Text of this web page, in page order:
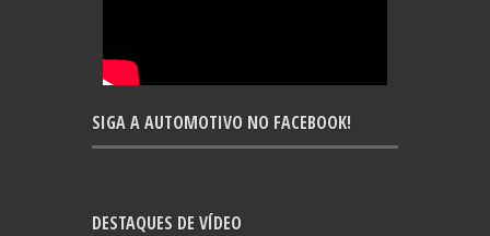
SIGA A AUTOMOTIVO NO FACEBOOK!
DESTAQUES DE VÍDEO